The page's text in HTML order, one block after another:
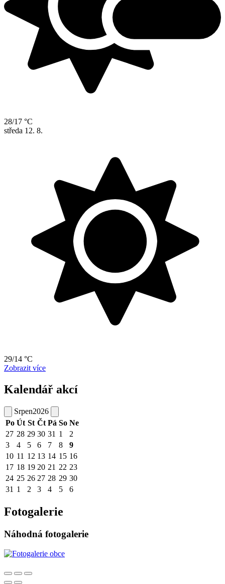
28/17 °C
středa 12. 8.
29/14 °C
Zobrazit více
Kalendář akcí
Srpen2026
Po Út St Čt Pá So Ne
27 28 29 30 31 1
2
3
4 5 6 7 8
9
10 11 12 13 14 15 16
17 18 19 20 21 22 23
24 25 26 27 28 29 30
31 1 2 3 4 5 6
Fotogalerie
Náhodná fotogalerie